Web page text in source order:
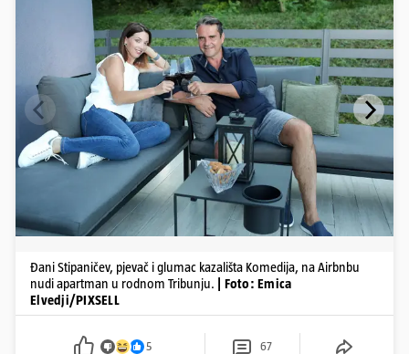
Đani Stipaničev, pjevač i glumac kazališta Komedija, na Airbnbu
nudi apartman u rodnom Tribunju.
| Foto: Emica
Elvedji/PIXSELL
5 67